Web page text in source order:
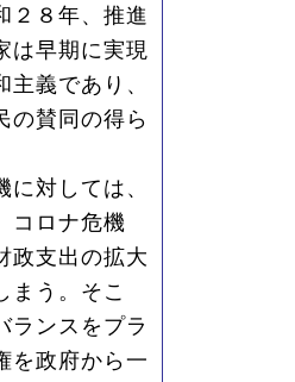
２８年、推進
は早期に実現
義であり、
の賛同の得ら
対しては、
コロナ危機
政支出の拡大
まう。そこ
ランスをプラ
を政府から一